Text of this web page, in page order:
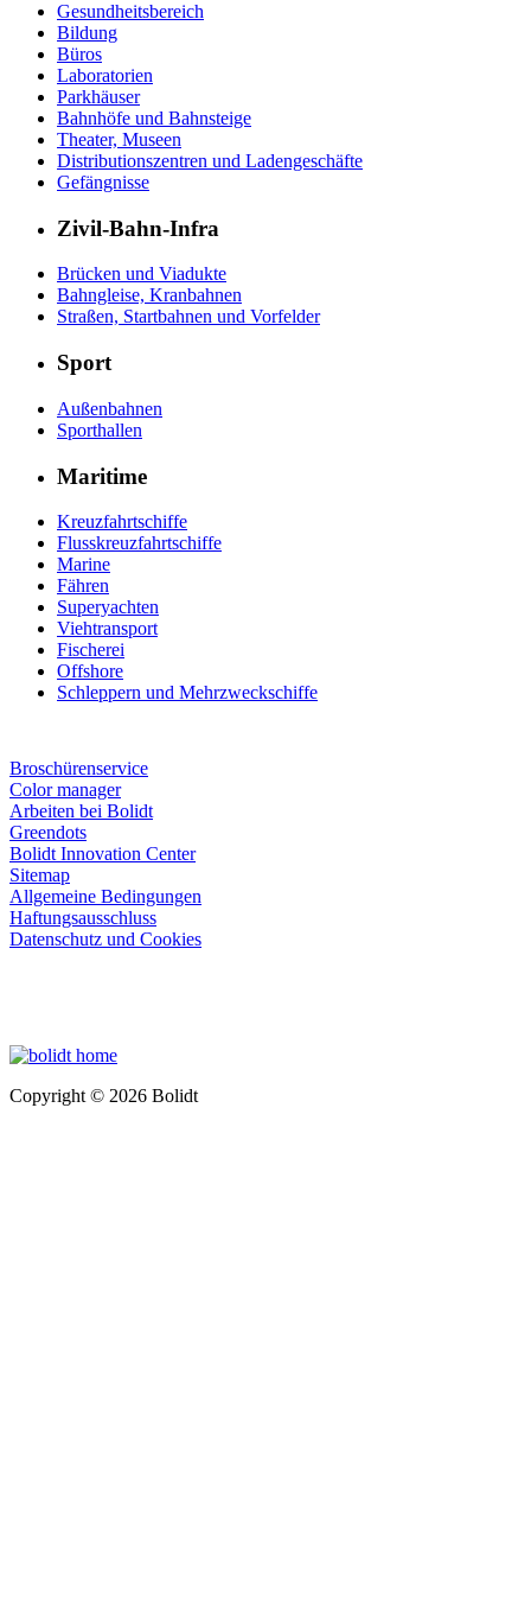
Gesundheitsbereich
Bildung
Büros
Laboratorien
Parkhäuser
Bahnhöfe und Bahnsteige
Theater, Museen
Distributionszentren und Ladengeschäfte
Gefängnisse
Zivil-Bahn-Infra
Brücken und Viadukte
Bahngleise, Kranbahnen
Straßen, Startbahnen und Vorfelder
Sport
Außenbahnen
Sporthallen
Maritime
Kreuzfahrtschiffe
Flusskreuzfahrtschiffe
Marine
Fähren
Superyachten
Viehtransport
Fischerei
Offshore
Schleppern und Mehrzweckschiffe
Broschürenservice
Color manager
Arbeiten bei Bolidt
Greendots
Bolidt Innovation Center
Sitemap
Allgemeine Bedingungen
Haftungsausschluss
Datenschutz und Cookies
Copyright © 2026 Bolidt